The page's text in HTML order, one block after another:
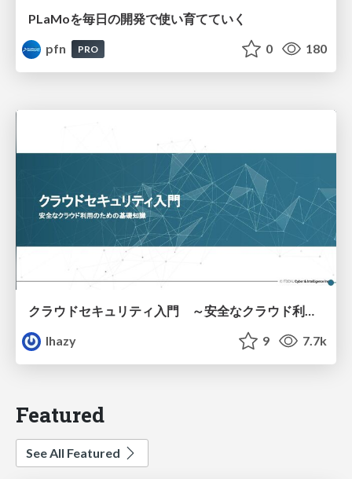
PLaMoを毎日の開発で使い育てていく
pfn
PRO 0 180
クラウドセキュリティ入門 ～安全なクラウド利用のための基礎知識～
lhazy
9 7.7k
Featured
See All Featured